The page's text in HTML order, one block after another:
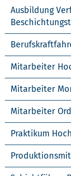
Ausbildung
Mitarbeiter
Mitarbeiter
Mitarbeiter
Praktikum